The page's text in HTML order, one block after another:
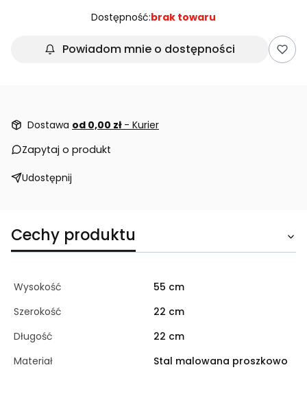
Dostępność:brak towaru
Powiadom mnie o dostępności
Dostawa od 0,00 zł - Kurier
Zapytaj o produkt
Udostępnij
Cechy produktu
Wysokość
55 cm
Szerokość
22 cm
Długość
22 cm
Materiał
Stal malowana proszkowo